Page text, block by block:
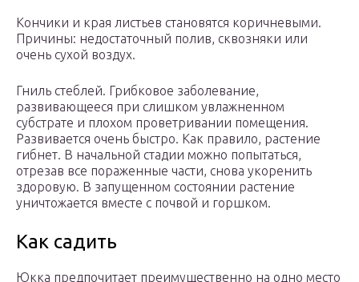
Кончики и края листьев становятся коричневыми.
Причины: недостаточный полив, сквозняки или
очень сухой воздух.
Гниль стеблей. Грибковое заболевание,
развивающееся при слишком увлажненном
субстрате и плохом проветривании помещения.
Развивается очень быстро. Как правило, растение
гибнет. В начальной стадии можно попытаться,
отрезав все пораженные части, снова укоренить
здоровую. В запущенном состоянии растение
уничтожается вместе с почвой и горшком.
Как садить
Юкка предпочитает преимущественно на одно место